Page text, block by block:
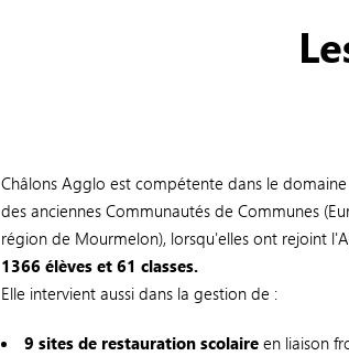
Châlons Agglo est compétente dans le
des anciennes Communautés de Communes
région de Mourmelon), lorsqu'elles ont rejoint
1366 élèves et 61 classes.
Elle intervient aussi dans la gestion de :
9 sites de restauration scolaireen liaison